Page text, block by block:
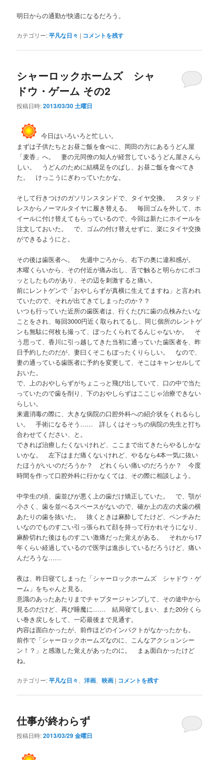
明日からの通勤が快適になるだろう。
カテゴリー:平凡な日々 | コメントを残す
シャーロックホームズ シャ
ドウ・ゲーム その2
投稿日時:2013/03/30 土曜日
今日はいろいろと忙しい。
まずは子供たちとお昼ご飯を食べに、岡田の方にあるうどん屋
「麦香」へ。 妻の元同僚の知人が経営しているうどん屋さんら
しい。 うどんのために結構足をのばし、お昼ご飯を食べてき
た。 けっこうにぎわっていたかな。
そして行きつけのガソリンスタンドで、タイヤ交換。 スタッド
レスからノーマルタイヤに履き替える。 毎回ゴムを外して、ホ
イールに付け替えてもらっているので、今回は新たにホイールを
注文しておいた。 で、ゴムの付け替えせずに、楽にタイヤ交換
ができるようにと。
その後は歯医者へ。 先週中ごろから、右下の奥に違和感が。
木曜くらいから、その付近が痛み出し、舌で触ると明らかにボコ
ッとしたものがあり、その辺を刺激すると痛い。
前にレントゲンで「おやしらずが真横に生えてますね」と言われ
ていたので、それが出てきてしまったのか？？
いつも行っていた近所の歯医者は、行くたびに歯の点検みたいな
ことをされ、毎回3000円近く取られてるし、同じ個所のレントゲ
ンも無駄に何枚も撮って、ぼったくられてるんじゃないか。 そ
う思って、香川に引っ越してきた当初に通っていた歯医者を、昨
日予約したのだが、妻曰くそこもぼったくりらしい。 なので、
妻の通っている歯医者に予約を変更して、そこはキャンセルして
おいた。
で、上のおやしらずがちょこっと飛び出していて、口の中で当た
っていたので歯を削り、下のおやしらずはここじゃ治療できない
らしい。
来週消毒の際に、大きな病院の口腔外科への紹介状をくれるらし
い。 手術になるそう…… 詳しくはそっちの病院の先生と打ち
合わせてください、と。
できれば治療したくないけれど、ここまで出てきたらやるしかな
いかな。 左下はまだ痛くないけれど、やるなら4本一気に抜い
たほうがいいのだろうか？ どれくらい痛いのだろうか？ 今度
時間を作って口腔外科に行かなくては、その際に相談しよう。
中学生の頃、歯並びが悪く上の歯だけ矯正していた。 で、顎が
小さく、歯を並べるスペースがないので、確か上の左の犬歯の横
あたりの歯を抜いた。 抜くときは麻酔してたけど、ペンチみた
いなのでものすごい引っ張られて顔を持って行かれそうになり、
麻酔切れた後はものすごい激痛だった覚えがある。 それから17
年くらい経過しているので医学は進歩しているだろうけど、痛い
んだろうな……
夜は、昨日寝てしまった「シャーロックホームズ シャドウ・ゲ
ーム」をちゃんと見る。
意識のあったあたりまでチャプタージャンプして、その途中から
見るのだけど、再び睡魔に…… 結局寝てしまい、また20分くら
い巻き戻しをして、一応最後まで見通す。
内容は面白かったが、前作ほどのインパクトがなかったかも。
前作で「シャーロックホームズなのに、こんなアクションシー
ン！？」と感激した覚えがあったのに。 まぁ面白かったけど
ね。
カテゴリー:平凡な日々 、洋画 、映画 | コメントを残す
仕事が終わらず
投稿日時:2013/03/29 金曜日